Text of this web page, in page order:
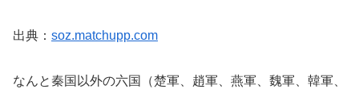
出典： soz.matchupp.com
なんと秦国以外の六国（楚軍、趙軍、燕軍、魏軍、韓軍、